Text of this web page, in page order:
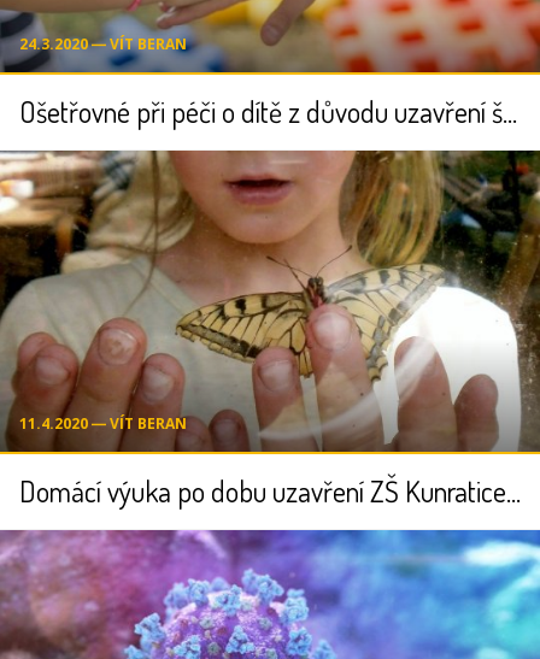
24.3.2020 ― VÍT BERAN
Ošetřovné při péči o dítě z důvodu uzavření školy
11.4.2020 ― VÍT BERAN
Domácí výuka po dobu uzavření ZŠ Kunratice - důležité informace